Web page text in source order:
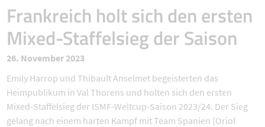
Frankreich holt sich den ersten
Mixed-Staffelsieg der Saison
26. November 2023
Emily Harrop und Thibault Anselmet begeisterten das
Heimpublikum in Val Thorens und holten sich den ersten
Mixed-Staffelsieg der ISMF-Weltcup-Saison 2023/24. Der Sieg
gelang nach einem harten Kampf mit Team Spanien (Oriol